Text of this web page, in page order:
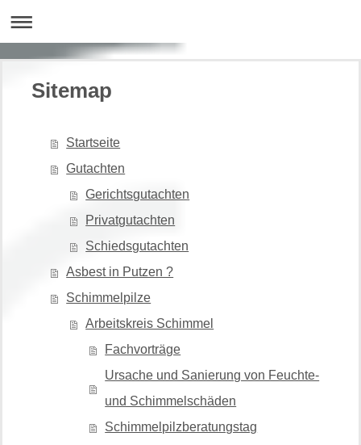
Sitemap
Startseite
Gutachten
Gerichtsgutachten
Privatgutachten
Schiedsgutachten
Asbest in Putzen ?
Schimmelpilze
Arbeitskreis Schimmel
Fachvorträge
Ursache und Sanierung von Feuchte-
und Schimmelschäden
Schimmelpilzberatungstag